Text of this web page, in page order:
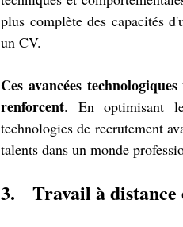
plus complète des capacités
un CV.
Ces avancées
renforcent. En optimisant
technologies de recrutement
talents dans un monde
3.   Travail à